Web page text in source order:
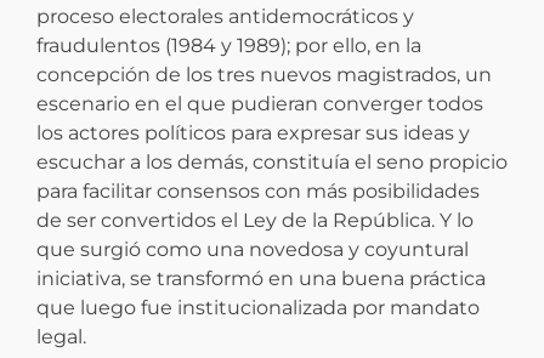
proceso electorales antidemocráticos y
fraudulentos (1984 y 1989); por ello, en la
concepción de los tres nuevos magistrados, un
escenario en el que pudieran converger todos
los actores políticos para expresar sus ideas y
escuchar a los demás, constituía el seno propicio
para facilitar consensos con más posibilidades
de ser convertidos el Ley de la República. Y lo
que surgió como una novedosa y coyuntural
iniciativa, se transformó en una buena práctica
que luego fue institucionalizada por mandato
legal.